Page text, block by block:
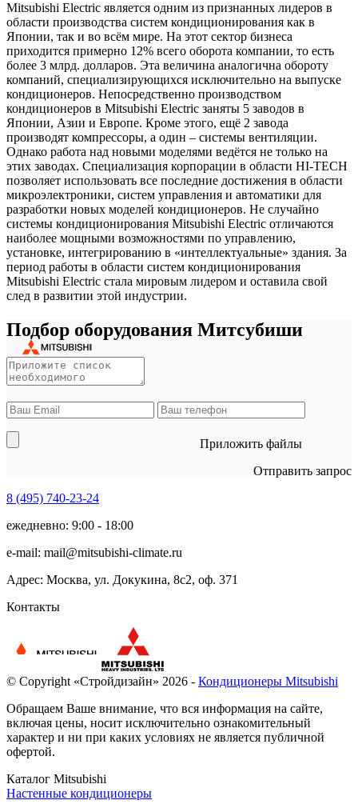
Mitsubishi Electric является одним из признанных лидеров в
области производства систем кондиционирования как в
Японии, так и во всём мире. На этот сектор бизнеса
приходится примерно 12% всего оборота компании, то есть
более 3 млрд. долларов. Эта величина аналогична обороту
компаний, специализирующихся исключительно на выпуске
кондиционеров. Непосредственно производством
кондиционеров в Mitsubishi Electric заняты 5 заводов в
Японии, Азии и Европе. Кроме этого, ещё 2 завода
производят компрессоры, а один – системы вентиляции.
Однако работа над новыми моделями ведётся не только на
этих заводах. Специализация корпорации в области HI-TECH
позволяет использовать все последние достижения в области
микроэлектроники, систем управления и автоматики для
разработки новых моделей кондиционеров. Не случайно
системы кондиционирования Mitsubishi Electric отличаются
наиболее мощными возможностями по управлению,
установке, интегрированию в «интеллектуальные» здания. За
период работы в области систем кондиционирования
Mitsubishi Electric стала мировым лидером и оставила свой
след в развитии этой индустрии.
Подбор оборудования Митсубиши
Приложить файлы
Отправить запрос
8 (495) 740-23-24
ежедневно: 9:00 - 18:00
e-mail: mail@mitsubishi-climate.ru
Адрес: Москва, ул. Докукина, 8с2, оф. 371
Контакты
© Copyright «Стройдизайн» 2026 - Кондиционеры Mitsubishi
Обращаем Ваше внимание, что вся информация на сайте,
включая цены, носит исключительно ознакомительный
характер и ни при каких условиях не является публичной
офертой.
Каталог Mitsubishi
Настенные кондиционеры